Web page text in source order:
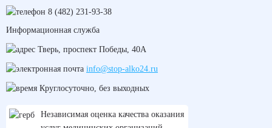
8 (482) 231-93-38
Информационная служба
Тверь, проспект Победы, 40А
info@stop-alko24.ru
Круглосуточно, без выходных
Независимая оценка качества оказания